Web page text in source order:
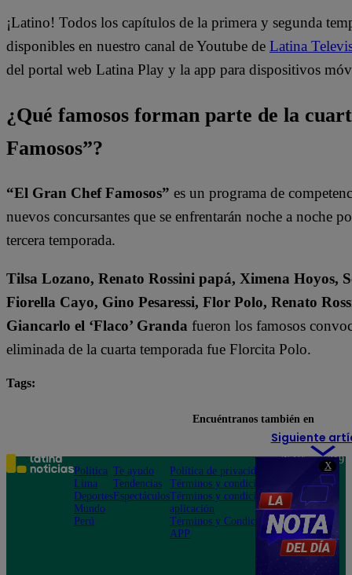
X
¡Latino! Todos los capítulos de la primera y segunda
disponibles en nuestro canal de Youtube de Latina
del portal web Latina Play y la app para dispositivos
¿Qué famosos forman parte de la
Famosos”?
“El Gran Chef Famosos” es un programa de
nuevos concursantes que se enfrentarán noche a noche
tercera temporada.
Tilsa Lozano, Renato Rossini papá, Ximena Hoyos,
Fiorella Cayo, Gino Pesaressi, Flor Polo, Renato
Giancarlo el ‘Flaco’ Granda fueron los famosos
eliminada de la cuarta temporada fue Florcita Polo.
Tags:
Siguiente
Encuéntranos también en
Política
Lima
Deportes
Mundo
Perú
Te ayudo
Tendencias
Espectáculos
Política de privacidad
Términos y condiciones
Términos y condiciones
aplicación
Términos y Condiciones
APP
Teléfono: 219
Av. San
Felipe 968
Jesús María